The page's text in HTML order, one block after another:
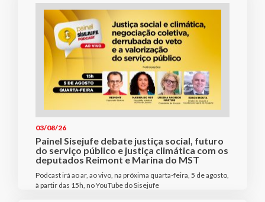
03/08/26
Painel Sisejufe debate justiça social, futuro
do serviço público e justiça climática com os
deputados Reimont e Marina do MST
Podcast irá ao ar, ao vivo, na próxima quarta-feira, 5 de agosto,
à partir das 15h, no YouTube do Sisejufe